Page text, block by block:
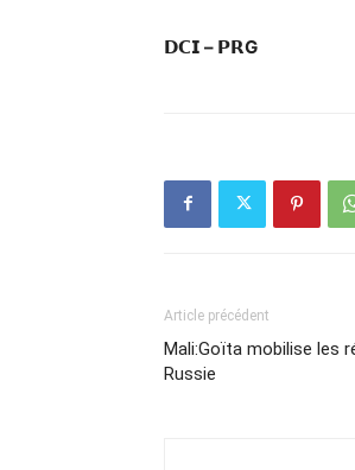
𝗗𝗖𝗜 – 𝗣𝗥G
Article précédent
Mali:Goïta mobilise les
Russie